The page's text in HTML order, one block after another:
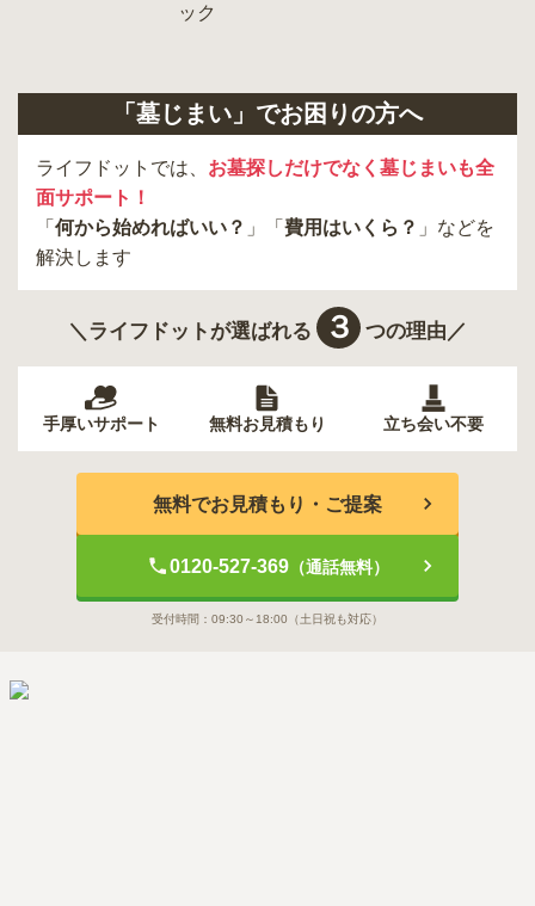
「墓じまい」でお困りの方へ
ライフドットでは、 お墓探しだけでなく墓じまいも全
面サポート！
「 何から始めればいい？ 」「 費用はいくら？ 」などを
解決します
＼ライフドットが選ばれる ３ つの理由／
手厚いサポート 無料お見積もり 立ち会い不要
無料でお見積もり・ご提案
0120-527-369（通話無料）
受付時間： 09:30～18:00 （土日祝も対応）